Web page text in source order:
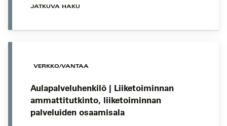
JATKUVA HAKU
VERKKO/VANTAA
Aulapalveluhenkilö | Liiketoiminnan
ammattitutkinto, liiketoiminnan
palveluiden osaamisala